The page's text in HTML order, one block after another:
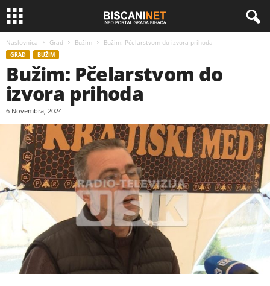
Naslovnica Grad Bužim Bužim: Pčelarstvom do izvora prihoda
GRAD BUŽIM
Bužim: Pčelarstvom do
izvora prihoda
6 Novembra, 2024